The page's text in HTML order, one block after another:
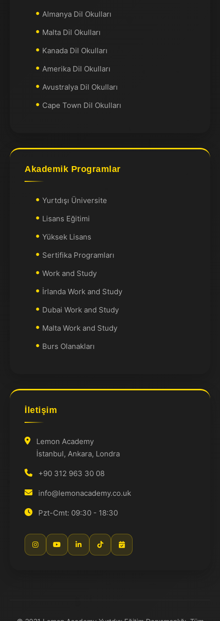
Almanya Dil Okulları
Malta Dil Okulları
Kanada Dil Okulları
Amerika Dil Okulları
Avustralya Dil Okulları
Cape Town Dil Okulları
Akademik Programlar
Yurtdışı Üniversite
Lisans Eğitimi
Yüksek Lisans
Sertifika Programları
Work and Study
İrlanda Work and Study
Dubai Work and Study
Malta Work and Study
Burs Olanakları
İletişim
Lemon Academy
İstanbul, Ankara, Londra
+90 312 963 30 08
info@lemonacademy.co.uk
Pzt-Cmt: 09:30 - 18:30